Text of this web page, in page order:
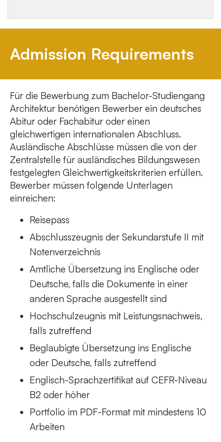
Admission Requirements
Für die Bewerbung zum Bachelor-Studiengang
Architektur benötigen Bewerber ein deutsches
Abitur oder Fachabitur oder einen
gleichwertigen internationalen Abschluss.
Ausländische Abschlüsse müssen die von der
Zentralstelle für ausländisches Bildungswesen
festgelegten Gleichwertigkeitskriterien erfüllen.
Bewerber müssen folgende Unterlagen
einreichen:
Reisepass
Abschlusszeugnis der Sekundarstufe II mit
Notenverzeichnis
Amtliche Übersetzung ins Englische oder
Deutsche, falls die Dokumente in einer
anderen Sprache ausgestellt sind
Hochschulzeugnis mit Leistungsnachweis,
falls zutreffend
Beglaubigte Übersetzung ins Englische
oder Deutsche, falls zutreffend
Englisch-Sprachzertifikat auf CEFR-Niveau
B2 oder höher
Portfolio im PDF-Format mit mindestens 10
Arbeiten